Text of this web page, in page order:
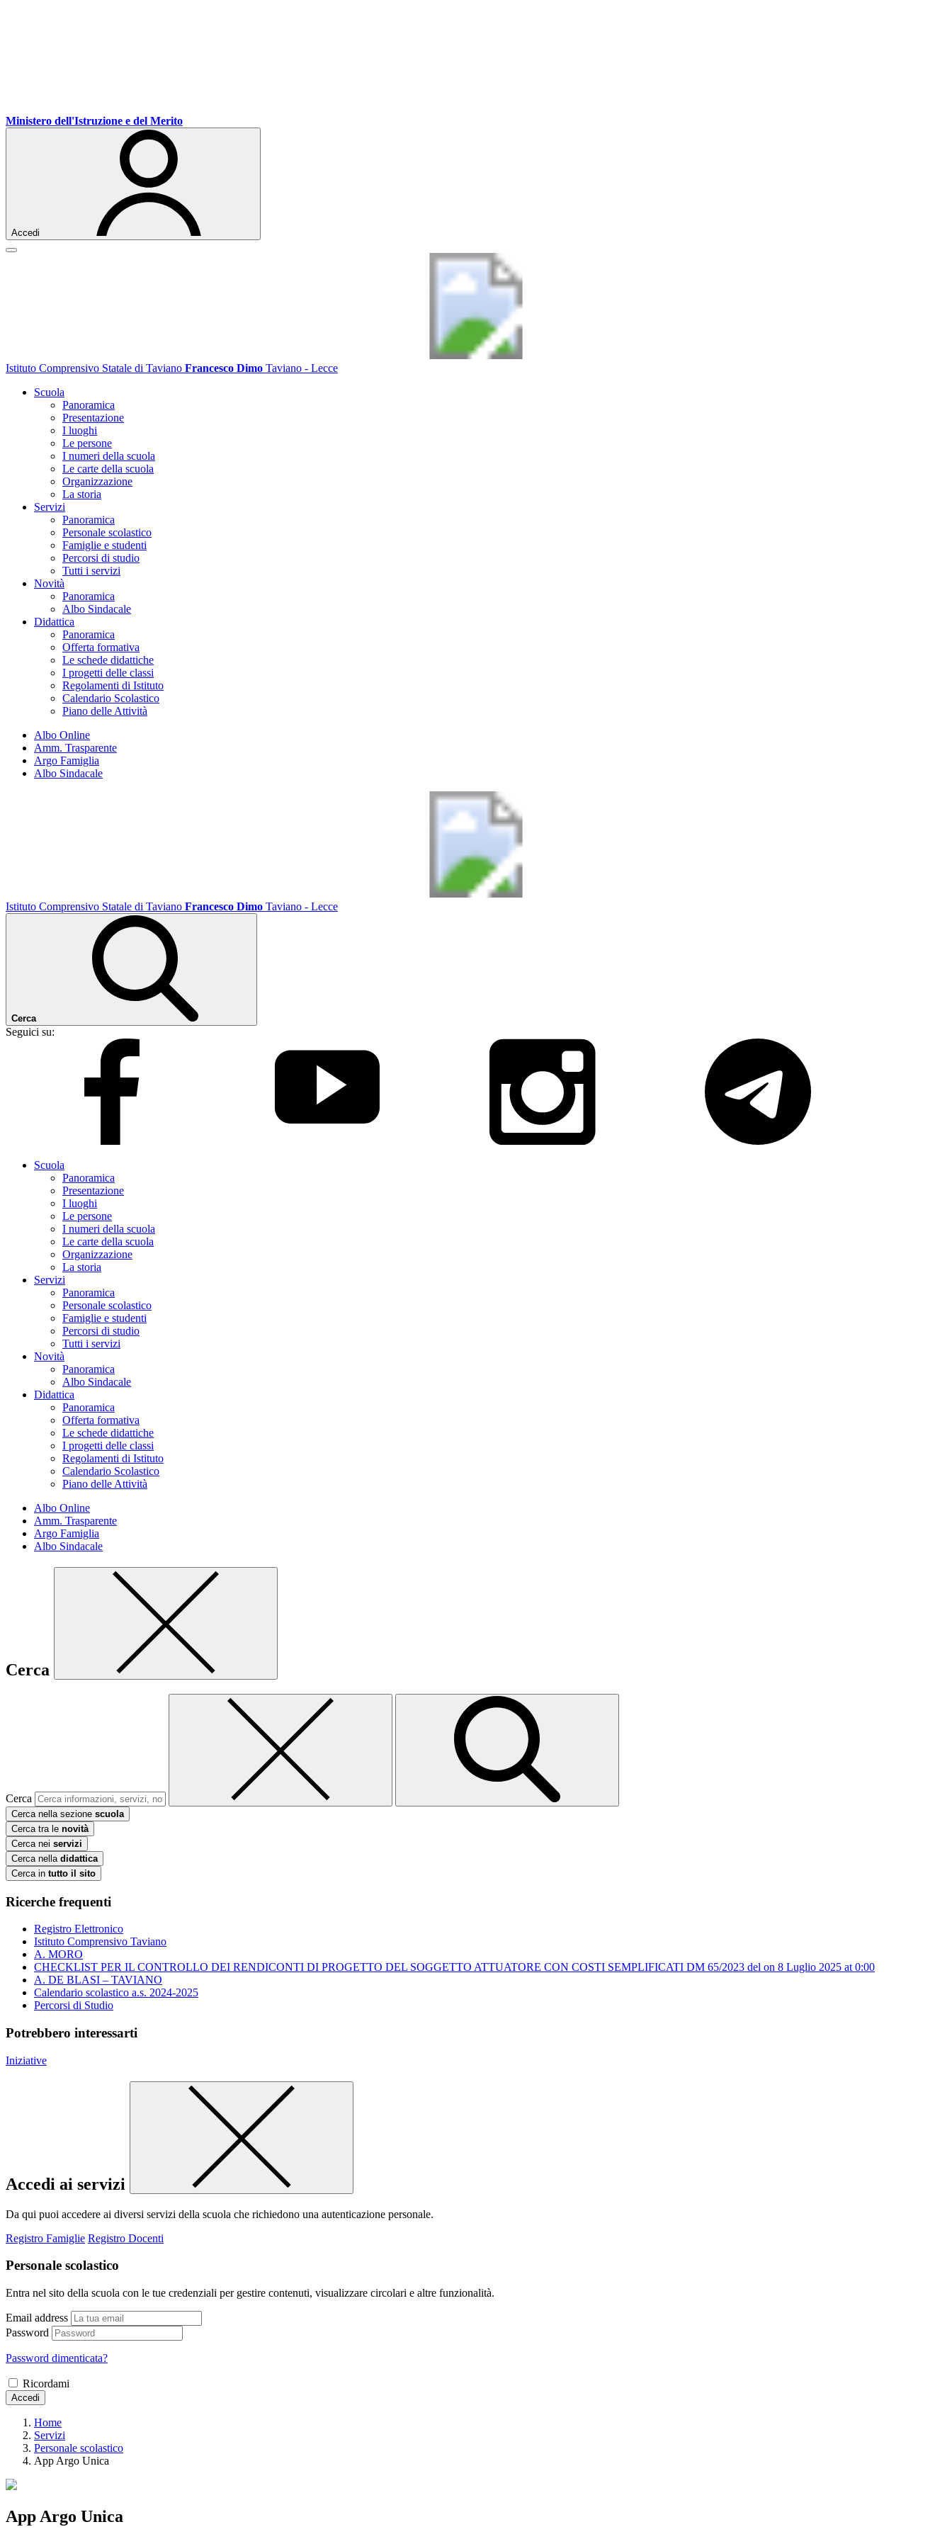
Vai
ai
Vai
al
Vai
al
Ministero dell'Istruzione e del Merito
Accedi
Istituto Comprensivo Statale di Taviano Francesco Dimo Taviano - Lecce
Scuola
Panoramica
Presentazione
I luoghi
Le persone
I numeri della scuola
Le carte della scuola
Organizzazione
La storia
Servizi
Panoramica
Personale scolastico
Famiglie e studenti
Percorsi di studio
Tutti i servizi
Novità
Panoramica
Albo Sindacale
Didattica
Panoramica
Offerta formativa
Le schede didattiche
I progetti delle classi
Regolamenti di Istituto
Calendario Scolastico
Piano delle Attività
Albo Online
Amm. Trasparente
Argo Famiglia
Albo Sindacale
Istituto Comprensivo Statale di Taviano Francesco Dimo Taviano - Lecce
Cerca
Seguici su:
Scuola
Panoramica
Presentazione
I luoghi
Le persone
I numeri della scuola
Le carte della scuola
Organizzazione
La storia
Servizi
Panoramica
Personale scolastico
Famiglie e studenti
Percorsi di studio
Tutti i servizi
Novità
Panoramica
Albo Sindacale
Didattica
Panoramica
Offerta formativa
Le schede didattiche
I progetti delle classi
Regolamenti di Istituto
Calendario Scolastico
Piano delle Attività
Albo Online
Amm. Trasparente
Argo Famiglia
Albo Sindacale
Cerca
Cerca
Cerca nella sezione scuola
Cerca tra le novità
Cerca nei servizi
Cerca nella didattica
Cerca in tutto il sito
Ricerche frequenti
Registro Elettronico
Istituto Comprensivo Taviano
A. MORO
CHECKLIST PER IL CONTROLLO DEI RENDICONTI DI PROGETTO DEL SOGGETTO ATTUATORE CON COSTI SEMPLIFICATI DM 65/2023 del ​on 8 Luglio 2025 at 0:00
A. DE BLASI – TAVIANO
Calendario scolastico a.s. 2024-2025
Percorsi di Studio
Potrebbero interessarti
Iniziative
Accedi ai servizi
Da qui puoi accedere ai diversi servizi della scuola che richiedono una autenticazione personale.
Registro Famiglie Registro Docenti
Personale scolastico
Entra nel sito della scuola con le tue credenziali per gestire contenuti, visualizzare circolari e altre funzionalità.
Email address
Password
Password dimenticata?
Ricordami
Accedi
Home
Servizi
Personale scolastico
App Argo Unica
App Argo Unica